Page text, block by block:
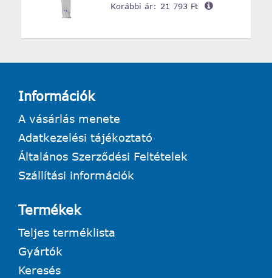
Korábbi ár: 21 793 Ft
Információk
A vásárlás menete
Adatkezelési tájékoztató
Általános Szerződési Feltételek
Szállítási információk
Termékek
Teljes terméklista
Gyártók
Keresés